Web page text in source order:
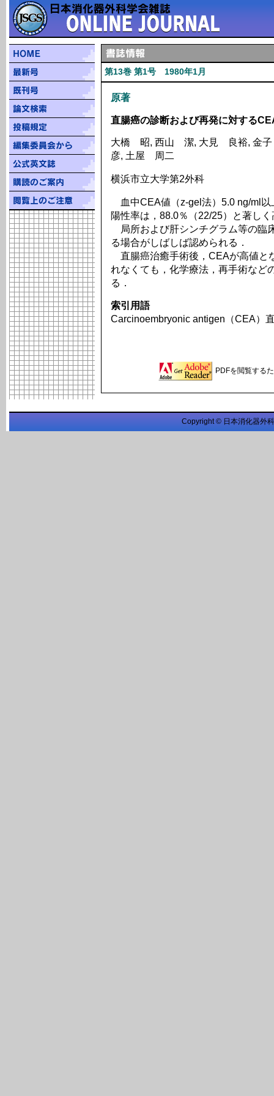
第13巻 第1号 1980年1月
原著
直腸癌の診断および再発に対する
大橋 昭, 西山 潔, 大見 良裕, 金
彦, 土屋 周二
横浜市立大学第2外科
血中CEA値（z-gel法）5.0 ng/ml以
陽性率は，88.0％（22/25）と著しく
局所および肝シンチグラム等の臨
る場合がしばしば認められる．
直腸癌治癒手術後，CEAが高値と
れなくても，化学療法，再手術など
る．
索引用語
Carcinoembryonic antigen（CEA）
PDFを閲覧する
Copyright © 日本消化器外